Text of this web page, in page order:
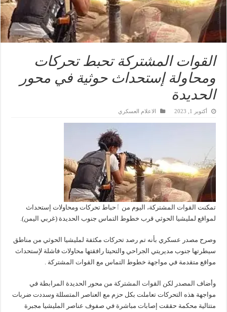
القوات المشتركة تحبط تحركات
ومحاولة إستحداث حوثية في محور
الحديدة
أكتوبر 1, 2023 الاعلام العسكري
تمكنت القوات المشتركة، اليوم من ٱحباط تحركات ومحاولات إستحداث
لمواقع لمليشيا الحوثي قرب خطوط التماس جنوب الحديدة (غربي اليمن).
وصرح مصدر عسكري بأنه تم رصد تحركات مكثفة لمليشيا الحوثي من مناطق
سيطرتها جنوب مديريتي الجراحي والتحيتا رافقتها محاولات فاشلة لإستحداث
مواقع متقدمة في مواجهة خطوط التماس مع القوات المشتركة .
وأضاف المصدر لكن القوات المشتركة من محور الحديدة المرابطة في
مواجهة هذه التحركات تعاملت بكل حزم مع العناصر المتسللة وسددت ضربات
متتالية محكمة حققت إصابات مباشرة في صفوف عناصر المليشيا مجبرة